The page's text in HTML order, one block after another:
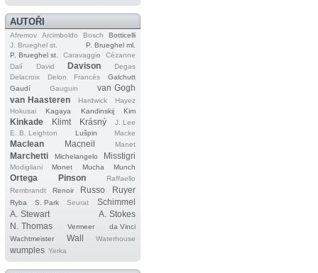
AUTOŘI
Afremov Arcimboldo Bosch
Botticelli
J. Brueghel st.
P. Brueghel ml.
P. Brueghel st.
Caravaggio
Cézanne
Dalí
David Davison
Degas
Delacroix
Delon Francés
Galchutt
Gaudí
Gauguin
van Gogh
van Haasteren
Hardwick
Hayez
Hokusai
Kagaya Kandinskij Kim
Kinkade Klimt Krásný
J. Lee
E. B. Leighton
Lušpin Macke
Maclean Macneil Manet
Marchetti Michelangelo Misstigri
Modigliani Monet Mucha Munch
Ortega Pinson
Raffaello
Rembrandt
Renoir Russo Ruyer
Ryba S. Park Seurat
Schimmel
A. Stewart
A. Stokes
N. Thomas
Vermeer
da Vinci
Wachtmeister
Wall Waterhouse
wumples Yerka